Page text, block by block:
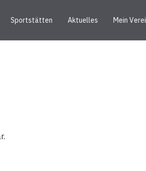
Sportstätten Aktuelles Mein